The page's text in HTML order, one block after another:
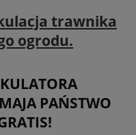
trawnika
ogrodu.
PAŃSTWO